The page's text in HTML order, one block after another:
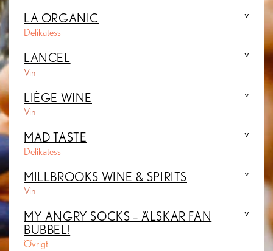
LA ORGANIC
Delikatess
LANCEL
Vin
LIÈGE WINE
Vin
MAD TASTE
Delikatess
MILLBROOKS WINE & SPIRITS
Vin
MY ANGRY SOCKS – ÄLSKAR FAN
BUBBEL!
Övrigt